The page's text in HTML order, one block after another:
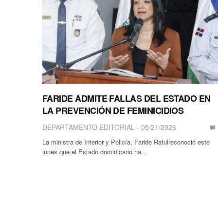
FARIDE ADMITE FALLAS DEL ESTADO EN
LA PREVENCIÓN DE FEMINICIDIOS
DEPARTAMENTO EDITORIAL 05/21/2026
La ministra de Interior y Policía, Faride Rafulreconoció este
lunes que el Estado dominicano ha…